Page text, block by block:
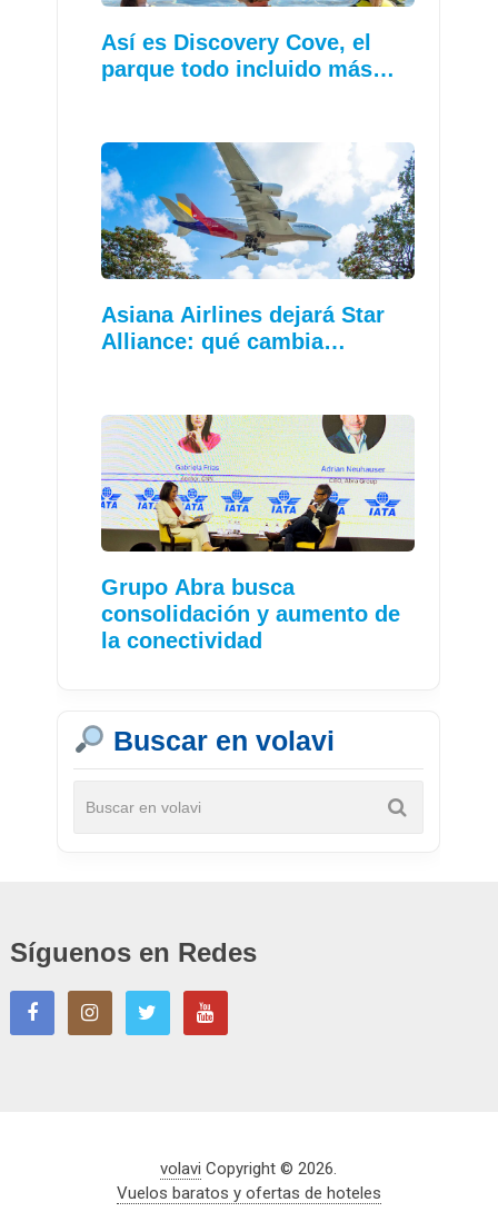
Así es Discovery Cove, el
parque todo incluido más…
Asiana Airlines dejará Star
Alliance: qué cambia…
Grupo Abra busca
consolidación y aumento de
la conectividad
Buscar en volavi
Síguenos en Redes
volavi Copyright © 2026.
Vuelos baratos y ofertas de hoteles